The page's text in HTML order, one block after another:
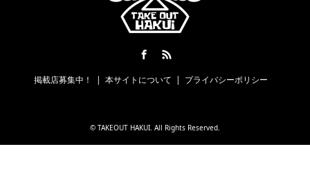
掲載店募集中！ 本サイトについて プライバシーポリシー
© TAKEOUT HAKUI . All Rights Reserved.